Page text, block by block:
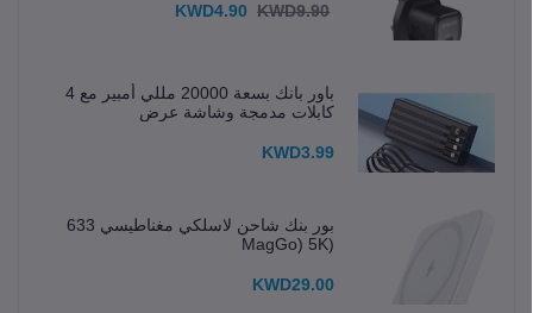
KWD4.90 KWD9.90
باور بانك بسعة 20000 مللي أمبير مع 4
كابلات مدمجة وشاشة عرض
KWD3.99
بور بنك شاحن لاسلكي مغناطيسي 633
(MagGo) 5K
KWD29.00